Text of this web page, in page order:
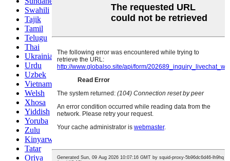
Swahili
Tajik
Tamil
Telugu
Thai
Ukrainian
Urdu
Uzbek
Vietnamese
Welsh
Xhosa
Yiddish
Yoruba
Zulu
Kinyarwanda
Tatar
Oriya